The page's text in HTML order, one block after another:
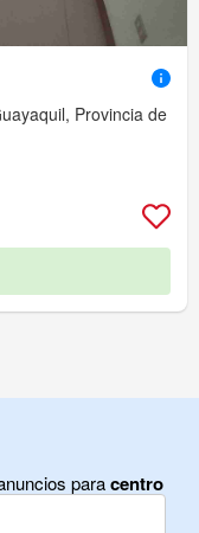
Provincia de
paracentro